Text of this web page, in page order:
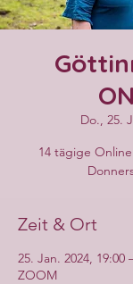
Do., 25.
14 tägige
Zeit & Ort
25. Jan. 2024, 19:00
ZOOM